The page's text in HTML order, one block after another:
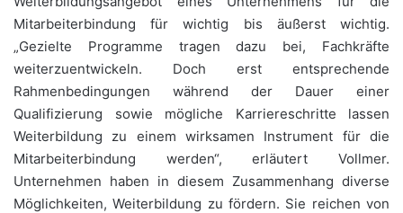
Mitarbeiterbindung für wichtig bis äußerst wichtig.
„Gezielte Programme tragen dazu bei, Fachkräfte
weiterzuentwickeln. Doch erst entsprechende
Rahmenbedingungen während der Dauer einer
Qualifizierung sowie mögliche Karriereschritte lassen
Weiterbildung zu einem wirksamen Instrument für die
Mitarbeiterbindung werden“, erläutert Vollmer.
Unternehmen haben in diesem Zusammenhang diverse
Möglichkeiten, Weiterbildung zu fördern. Sie reichen von